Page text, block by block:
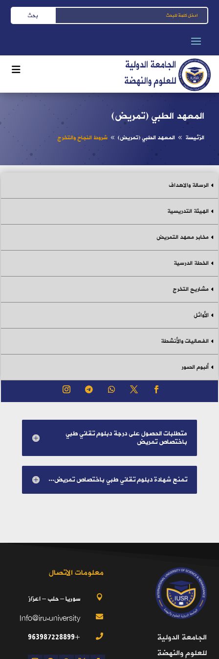
المعهد الطبي (تمريض)
الرّئيسة 8 المعهد الطبي (تمريض) 8 شروط النجاح والتخرج
متطلبات الحصول على درجة دبلوم تقاني طبي
باختصاص تمريض
تمنح شهادة دبلوم تقاني طبي باختصاص تمريض...
الرسالة والاهداف
الهيئة التدريسية
مخابر معهد التمريض
الخطة الدرسية
مشاريع التخرج
الأوائل
الفعاليات والأنشطة
ألبوم الصور
الجامعة الدولية
للعلوم والنهضة
معلومات الاتصال
 سوريا – حلب – اعزاز

Info@iru.university

+963987228899